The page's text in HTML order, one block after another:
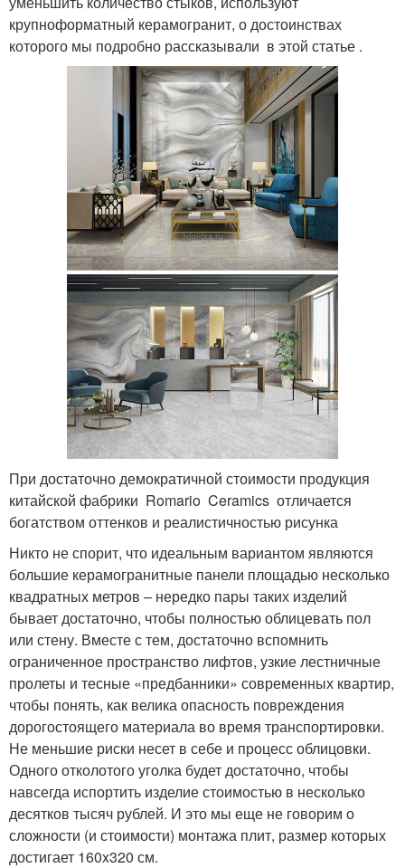
крупноформатный керамогранит, о достоинствах
которого мы подробно рассказывали в этой статье .
При достаточно демократичной стоимости продукция
китайской фабрики Romario Ceramics отличается
богатством оттенков и реалистичностью рисунка
Никто не спорит, что идеальным вариантом являются
большие керамогранитные панели площадью несколько
квадратных метров – нередко пары таких изделий
бывает достаточно, чтобы полностью облицевать пол
или стену. Вместе с тем, достаточно вспомнить
ограниченное пространство лифтов, узкие лестничные
пролеты и тесные «предбанники» современных квартир,
чтобы понять, как велика опасность повреждения
дорогостоящего материала во время транспортировки.
Не меньшие риски несет в себе и процесс облицовки.
Одного отколотого уголка будет достаточно, чтобы
навсегда испортить изделие стоимостью в несколько
десятков тысяч рублей. И это мы еще не говорим о
сложности (и стоимости) монтажа плит, размер которых
достигает 160x320 см.